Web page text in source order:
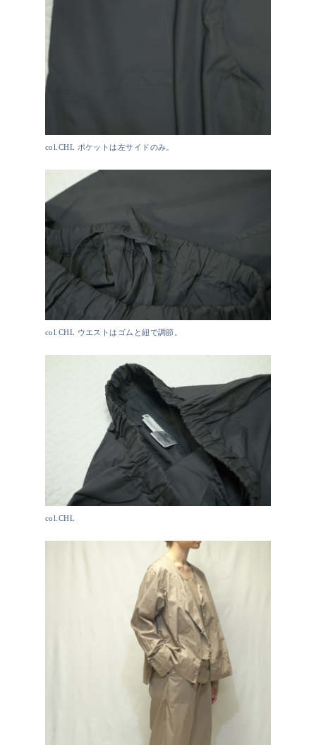
col.CHL ポケットは左サイドのみ。
col.CHL ウエストはゴムと紐で調節。
col.CHL